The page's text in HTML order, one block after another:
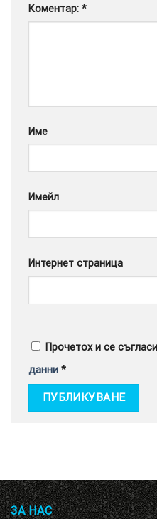
Коментар: *
Име
Имейл
Интернет страница
Прочетох и се
данни *
ЗА НАС
УСЛУГИ ОПЦИИ